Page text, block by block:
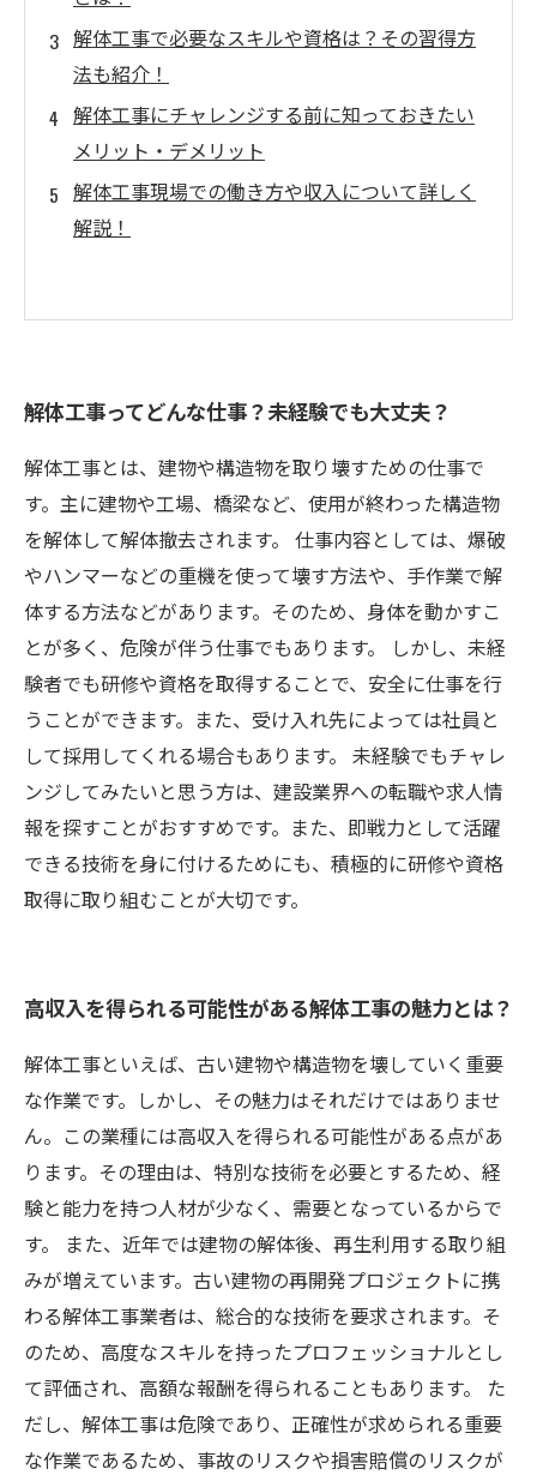
解体工事で必要なスキルや資格は？その習得方
法も紹介！
解体工事にチャレンジする前に知っておきたい
メリット・デメリット
解体工事現場での働き方や収入について詳しく
解説！
解体工事ってどんな仕事？未経験でも大丈夫？
解体工事とは、建物や構造物を取り壊すための仕事で
す。主に建物や工場、橋梁など、使用が終わった構造物
を解体して解体撤去されます。 仕事内容としては、爆破
やハンマーなどの重機を使って壊す方法や、手作業で解
体する方法などがあります。そのため、身体を動かすこ
とが多く、危険が伴う仕事でもあります。 しかし、未経
験者でも研修や資格を取得することで、安全に仕事を行
うことができます。また、受け入れ先によっては社員と
して採用してくれる場合もあります。 未経験でもチャレ
ンジしてみたいと思う方は、建設業界への転職や求人情
報を探すことがおすすめです。また、即戦力として活躍
できる技術を身に付けるためにも、積極的に研修や資格
取得に取り組むことが大切です。
高収入を得られる可能性がある解体工事の魅力とは？
解体工事といえば、古い建物や構造物を壊していく重要
な作業です。しかし、その魅力はそれだけではありませ
ん。この業種には高収入を得られる可能性がある点があ
ります。その理由は、特別な技術を必要とするため、経
験と能力を持つ人材が少なく、需要となっているからで
す。 また、近年では建物の解体後、再生利用する取り組
みが増えています。古い建物の再開発プロジェクトに携
わる解体工事業者は、総合的な技術を要求されます。そ
のため、高度なスキルを持ったプロフェッショナルとし
て評価され、高額な報酬を得られることもあります。 た
だし、解体工事は危険であり、正確性が求められる重要
な作業であるため、事故のリスクや損害賠償のリスクが